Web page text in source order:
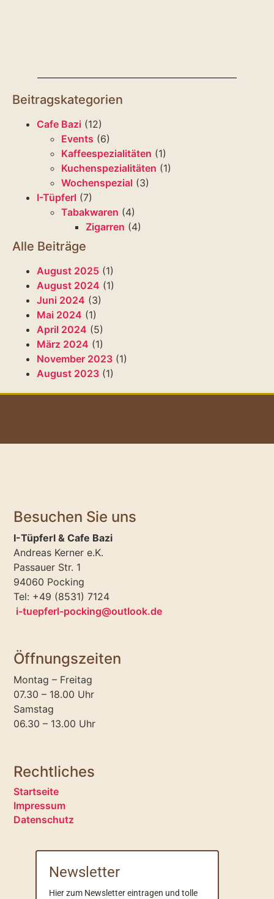
Beitragskategorien
Cafe Bazi (12)
Events (6)
Kaffeespezialitäten (1)
Kuchenspezialitäten (1)
Wochenspezial (3)
I-Tüpferl (7)
Tabakwaren (4)
Zigarren (4)
Alle Beiträge
August 2025 (1)
August 2024 (1)
Juni 2024 (3)
Mai 2024 (1)
April 2024 (5)
März 2024 (1)
November 2023 (1)
August 2023 (1)
Besuchen Sie uns
I-Tüpferl & Cafe Bazi
Andreas Kerner e.K.
Passauer Str. 1
94060 Pocking
Tel: +49 (8531) 7124
i-tuepferl-pocking@outlook.de
Öffnungszeiten
Montag – Freitag
07.30 – 18.00 Uhr
Samstag
06.30 – 13.00 Uhr
Rechtliches
Startseite
Impressum
Datenschutz
Newsletter
Hier zum Newsletter eintragen und tolle